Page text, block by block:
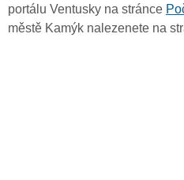
portálu Ventusky na stránce
městě Kamýk nalezenete na